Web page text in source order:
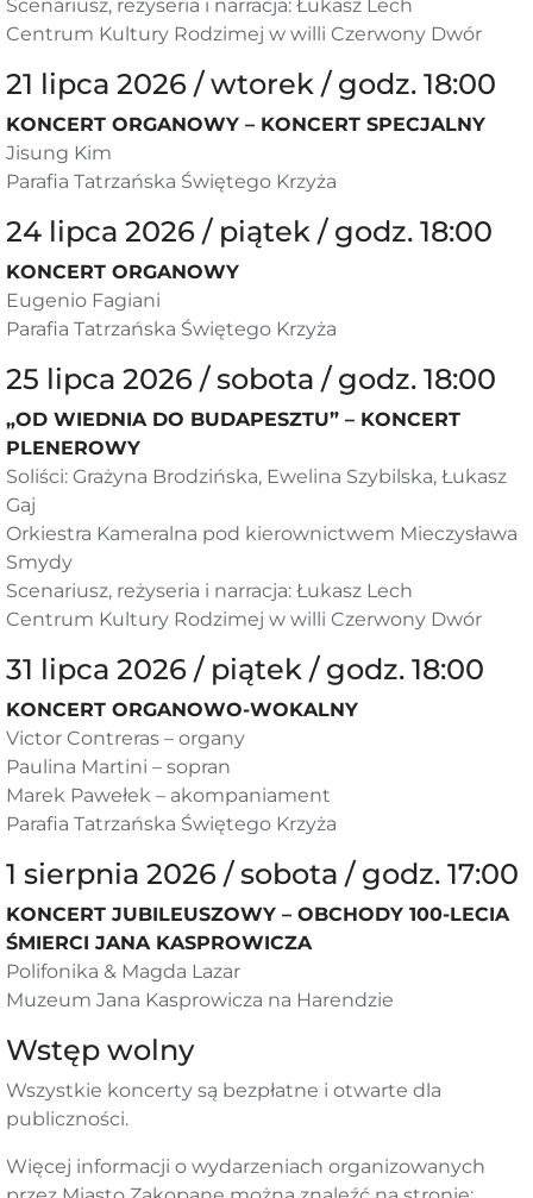
Scenariusz, reżyseria i narracja: Łukasz Lech
Centrum Kultury Rodzimej w willi Czerwony Dwór
21 lipca 2026 / wtorek / godz. 18:00
KONCERT ORGANOWY – KONCERT SPECJALNY
Jisung Kim
Parafia Tatrzańska Świętego Krzyża
24 lipca 2026 / piątek / godz. 18:00
KONCERT ORGANOWY
Eugenio Fagiani
Parafia Tatrzańska Świętego Krzyża
25 lipca 2026 / sobota / godz. 18:00
„OD WIEDNIA DO BUDAPESZTU” – KONCERT
PLENEROWY
Soliści: Grażyna Brodzińska, Ewelina Szybilska, Łukasz
Gaj
Orkiestra Kameralna pod kierownictwem Mieczysława
Smydy
Scenariusz, reżyseria i narracja: Łukasz Lech
Centrum Kultury Rodzimej w willi Czerwony Dwór
31 lipca 2026 / piątek / godz. 18:00
KONCERT ORGANOWO-WOKALNY
Victor Contreras – organy
Paulina Martini – sopran
Marek Pawełek – akompaniament
Parafia Tatrzańska Świętego Krzyża
1 sierpnia 2026 / sobota / godz. 17:00
KONCERT JUBILEUSZOWY – OBCHODY 100-LECIA
ŚMIERCI JANA KASPROWICZA
Polifonika & Magda Lazar
Muzeum Jana Kasprowicza na Harendzie
Wstęp wolny
Wszystkie koncerty są bezpłatne i otwarte dla
publiczności.
Więcej informacji o wydarzeniach organizowanych